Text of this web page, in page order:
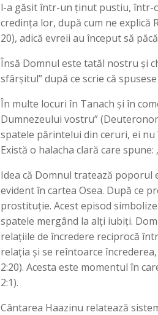
l-a găsit într-un ținut pustiu, într-
credința lor, după cum ne explică
20), adică evreii au început să
Însă Domnul este tatăl nostru și
sfârșitul” după ce scrie că
În multe locuri în Tanach și în
Dumnezeului vostru”
spatele părintelui din ceruri, ei
Există o halacha clară care
Idea că Domnul tratează poporul
evident în cartea Osea. După ce
prostituție. Acest episod
spatele mergând la alți iubiți.
relațiile de încredere reciprocă
relația și se reîntoarce
2:20). Acesta este momentul în
2:1).
Cântarea Haazinu relatează